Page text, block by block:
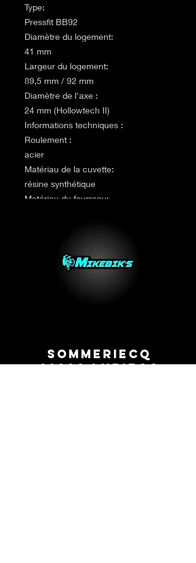
Type:
Pressfit BB92
Diamètre du logement:
41 mm
Largeur du logement:
89,5 mm / 92 mm
Diamètre de l'axe :
24 mm (Hollowtech II)
Informations techniques :
Roulement :
acier
Matériau de la cuvette:
résine synthétique
Matériau du fourreau:
Sommeriecq
42380 Luriecq